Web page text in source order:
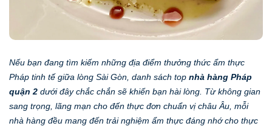
Nếu bạn đang tìm kiếm những địa điểm thưởng thức ẩm thực
Pháp tinh tế giữa lòng Sài Gòn, danh sách top nhà hàng Pháp
quận 2 dưới đây chắc chắn sẽ khiến bạn hài lòng. Từ không gian
sang trọng, lãng mạn cho đến thực đơn chuẩn vị châu Âu, mỗi
nhà hàng đều mang đến trải nghiệm ẩm thực đáng nhớ cho thực